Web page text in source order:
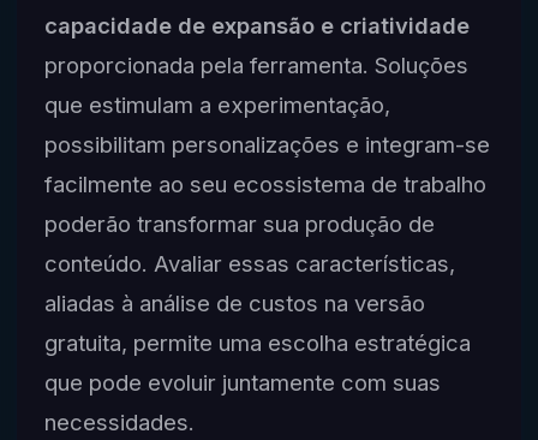
capacidade de expansão e criatividade
proporcionada pela ferramenta. Soluções
que estimulam a experimentação,
possibilitam personalizações e integram-se
facilmente ao seu ecossistema de trabalho
poderão transformar sua produção de
conteúdo. Avaliar essas características,
aliadas à análise de custos na versão
gratuita, permite uma escolha estratégica
que pode evoluir juntamente com suas
necessidades.